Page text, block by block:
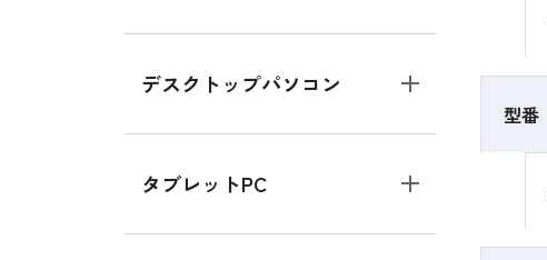
デスクトップパソコン
タブレットPC
型番